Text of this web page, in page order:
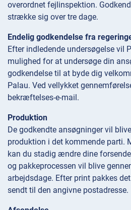
overordnet fejlinspektion.
strække sig over tre dage.
Endelig godkendelse fra
Efter indledende undersøgelse vil
mulighed for at undersøge din
godkendelse til at byde dig
Palau. Ved vellykket
bekræftelses-e-mail.
Produktion
De godkendte ansøgninger vil
produktion i det kommende parti.
kan du stadig ændre dine
og pakkeprocessen vil blive
arbejdsdage. Efter print pakkes
sendt til den angivne postadresse.